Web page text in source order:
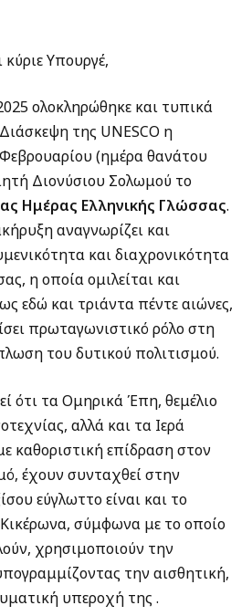
κύριε Υπουργέ,
ολοκληρώθηκε και τυπικά
της UNESCO η
(ημέρα θανάτου
Διονύσιου Σολωμού το
Ημέρας Ελληνικής Γλώσσας.
αναγνωρίζει και
και διαχρονικότητα
η οποία ομιλείται και
εδώ και τριάντα πέντε αιώνες,
πρωταγωνιστικό ρόλο στη
του δυτικού πολιτισμού.
ότι τα Ομηρικά Έπη, θεμέλιο
αλλά και τα Ιερά
καθοριστική επίδραση στον
έχουν συνταχθεί στην
εύγλωττο είναι και το
σύμφωνα με το οποίο
χρησιμοποιούν την
την αισθητική,
υπεροχή της .